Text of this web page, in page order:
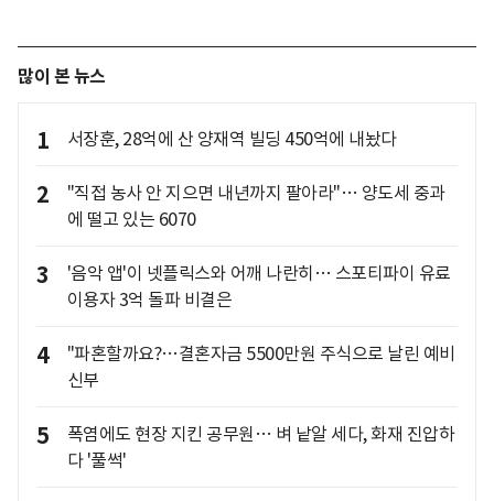
많이 본 뉴스
1 서장훈, 28억에 산 양재역 빌딩 450억에 내놨다
2
"직접 농사 안 지으면 내년까지 팔아라"… 양도세 중과
에 떨고 있는 6070
3
'음악 앱'이 넷플릭스와 어깨 나란히… 스포티파이 유료
이용자 3억 돌파 비결은
4
"파혼할까요?…결혼자금 5500만원 주식으로 날린 예비
신부
5
폭염에도 현장 지킨 공무원… 벼 낱알 세다, 화재 진압하
다 '풀썩'